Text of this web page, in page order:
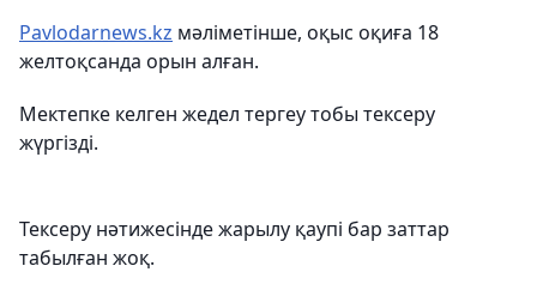
Рavlodarnews.kz мәліметінше, оқыс оқиға 18
желтоқсанда орын алған.
Мектепке келген жедел тергеу тобы тексеру
жүргізді.
Тексеру нәтижесінде жарылу қаупі бар заттар
табылған жоқ.